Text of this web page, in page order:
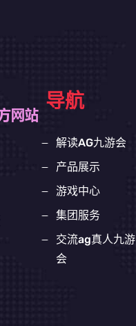
导航
解读AG九游会
产品展示
游戏中心
集团服务
交流ag真人九游
会